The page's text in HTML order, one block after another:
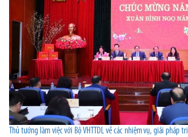
Thủ tướng làm việc với Bộ VHTTDL về các nhiệm vụ, giải pháp